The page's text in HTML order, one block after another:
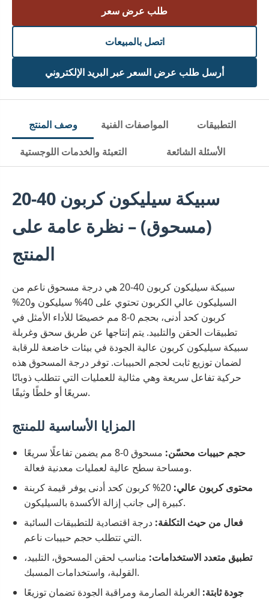
طلب عرض سعر
اتصل بالمبيعات
أرسل طلب عرض السعر عبر البريد الإلكتروني
وصف المنتج المواصفات الفنية التطبيقات
التعبئة والخدمات اللوجستية الأسئلة الشائعة
سبيكة سيليكون كربون 40-20
(مسحوق) – نظرة عامة على
المنتج
سبيكة سيليكون كربون 40-20 هي درجة مسحوق ناعم من
السيليكون عالي الكربون تحتوي على 40% سيليكون و20%
كربون كحد أدنى، بحجم 0-8 مم خصيصًا للأداء الأمثل في
تطبيقات الحقن والتلبيد. يتم إنتاجها عن طريق سحق وغربلة
سبيكة سيليكون كربون عالية الجودة في بيئات خاضعة للرقابة
لضمان توزيع ثابت لحجم الحبيبات. توفر درجة المسحوق هذه
حركية تفاعل سريعة وهي مثالية للعمليات التي تتطلب ذوبانًا
سريعًا أو خلطًا وثيقًا.
المزايا الأساسية للمنتج
حجم حبيبات محسّن:
مسحوق 0-8 مم يضمن تفاعلًا سريعًا
ومساحة سطح عالية لعمليات معدنية فعالة.
محتوى كربون عالي:
20% كربون كحد أدنى يوفر قيمة كربنة
كبيرة إلى جانب إزالة الأكسدة بالسيليكون.
فعال من حيث التكلفة: درجة اقتصادية للتطبيقات السائبة
التي تتطلب حجم حبيبات ناعم.
تطبيق متعدد الاستخدامات: مناسب لحقن المسحوق، التلبيد،
القولبة، واستخدامات المسبك.
جودة ثابتة: الغربلة الصارمة ومراقبة الجودة تضمان توزيعًا